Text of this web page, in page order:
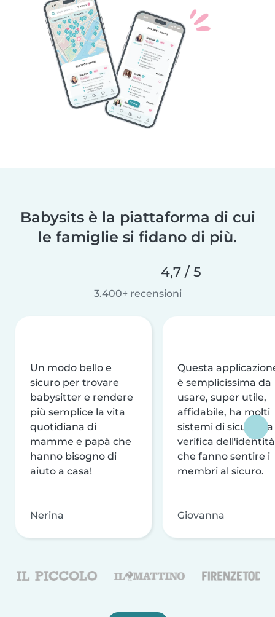
Babysits è la piattaforma di cui
le famiglie si fidano di più.
4,7 / 5
3.400+ recensioni
Un modo bello e
sicuro per trovare
babysitter e rendere
più semplice la vita
quotidiana di
mamme e papà che
hanno bisogno di
aiuto a casa!
Nerina
Questa
è semplicissima da
usare, super utile,
affidabile, ha molti
sistemi di sicurezza
verifica dell'identità
che fanno sentire i
membri al sicuro.
Giovanna